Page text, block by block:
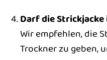
Darf die
Wir empfehlen, die
Trockner zu geben,